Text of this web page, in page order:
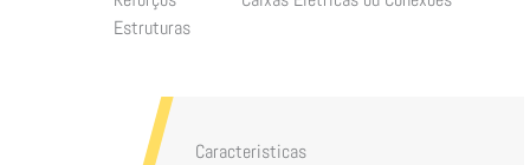
Estruturas
Caracteristicas